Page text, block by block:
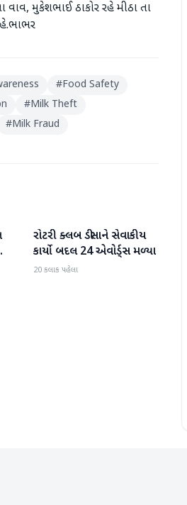
વાવ, મુકેશભાઈ ઠાકોર રહે મીઠા તા
#Food Safety
#Milk Theft
#Milk Fraud
બનાસકાંઠા
રોટરી ક્લબ ડીસાને સેવાકીય
કાર્યો બદલ 24 એવોર્ડ્સ મળ્યા
20 કલાક પહેલા